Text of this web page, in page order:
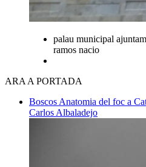
palau municipal
ramos nacio
ARA A PORTADA
Boscos Anatomia del foc a
Carlos Albaladejo